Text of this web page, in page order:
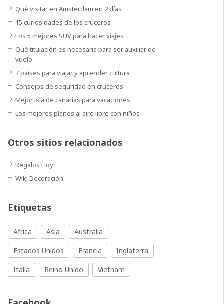
Qué visitar en Amsterdam en 2 días
15 curiosidades de los cruceros
Los 5 mejores SUV para hacer viajes
Qué titulación es necesaria para ser auxiliar de
vuelo
7 países para viajar y aprender cultura
Consejos de seguridad en cruceros
Mejor isla de canarias para vacaciones
Los mejores planes al aire libre con niños
Otros sitios relacionados
Regalos Hoy
Wiki Decoración
Etiquetas
Africa Asia
Australia
Estados Unidos
Francia
Inglaterra
Italia
Reino Unido Vietnam